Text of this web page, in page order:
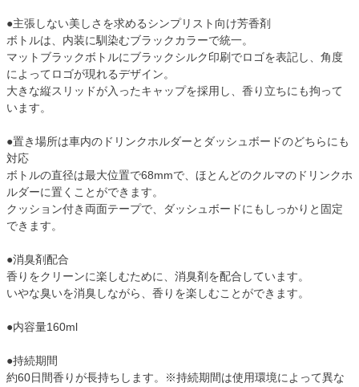
●主張しない美しさを求めるシンプリスト向け芳香剤
ボトルは、内装に馴染むブラックカラーで統一。
マットブラックボトルにブラックシルク印刷でロゴを表記し、角度
によってロゴが現れるデザイン。
大きな縦スリッドが入ったキャップを採用し、香り立ちにも拘って
います。
●置き場所は車内のドリンクホルダーとダッシュボードのどちらにも
対応
ボトルの直径は最大位置で68mmで、ほとんどのクルマのドリンクホ
ルダーに置くことができます。
クッション付き両面テープで、ダッシュボードにもしっかりと固定
できます。
●消臭剤配合
香りをクリーンに楽しむために、消臭剤を配合しています。
いやな臭いを消臭しながら、香りを楽しむことができます。
●内容量160ml
●持続期間
約60日間香りが長持ちします。※持続期間は使用環境によって異な